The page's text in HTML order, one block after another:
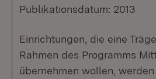
Publikationsdatum: 2013
Einrichtungen, die eine
Rahmen des Programms
übernehmen wollen,